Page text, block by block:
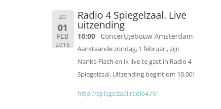
ZO
01
FEB
2015
Radio 4 Spiegelzaal. Live
uitzending
10:00 Concertgebouw Amsterdam
Aanstaande zondag, 1 februari, zijn
Nanke Flach en ik live te gast in Radio 4
Spiegelzaal. Uitzending begint om 10.00!
http://spiegelzaal.radio4.nl/